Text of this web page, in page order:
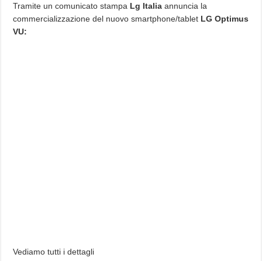
Italia
a
Ottobre
Tramite un comunicato stampa Lg Italia annuncia la
commercializzazione del nuovo smartphone/tablet LG Optimus
VU:
Vediamo tutti i dettagli